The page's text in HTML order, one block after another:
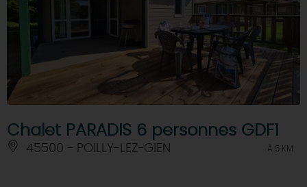
Chalet PARADIS 6 personnes GDF1
45500 - POILLY-LEZ-GIEN À 5 KM